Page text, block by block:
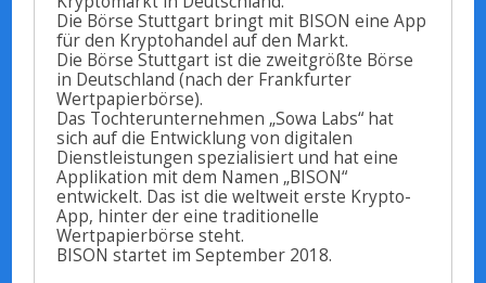
Die Börse Stuttgart bringt mit BISON eine App
für den Kryptohandel auf den Markt.
Die Börse Stuttgart ist die zweitgrößte Börse
in Deutschland (nach der Frankfurter
Wertpapierbörse).
Das Tochterunternehmen „Sowa Labs“ hat
sich auf die Entwicklung von digitalen
Dienstleistungen spezialisiert und hat eine
Applikation mit dem Namen „BISON“
entwickelt. Das ist die weltweit erste Krypto-
App, hinter der eine traditionelle
Wertpapierbörse steht.
BISON startet im September 2018.